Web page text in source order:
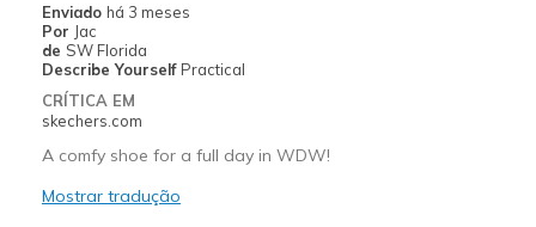
Travel
Width
Sizing
View On Shoes
I'm Really Into Shoes
Enviado há 3 meses
Por Jac
de SW Florida
Describe Yourself Practical
CRÍTICA EM
skechers.com
A comfy shoe for a full day in WDW!
Mostrar tradução